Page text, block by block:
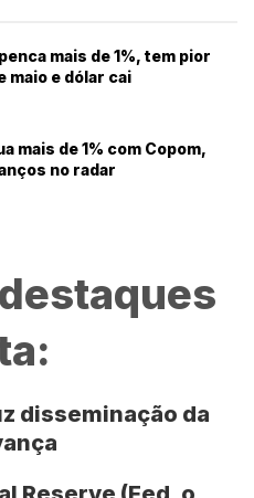
mais de 1%, tem pior
maio e dólar cai
mais de 1% com Copom,
no radar
disseminação da